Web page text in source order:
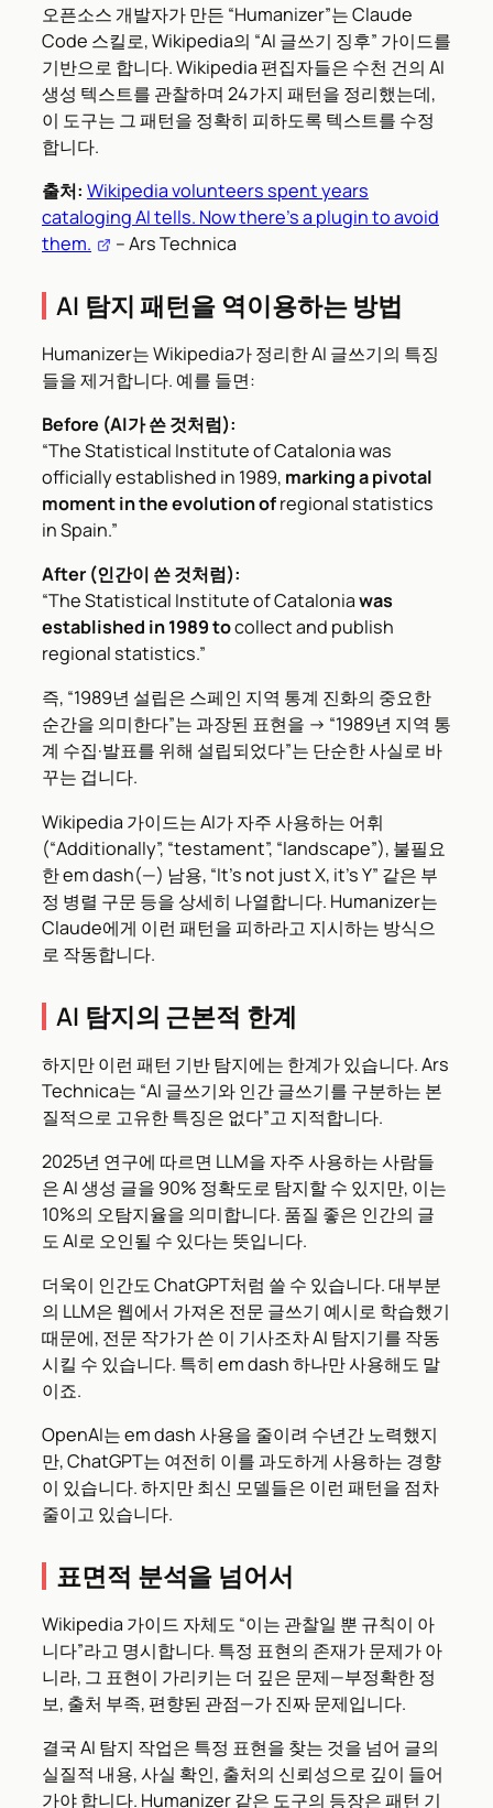
오픈소스 개발자가 만든 “Humanizer”는 Claude
Code 스킬로, Wikipedia의 “AI 글쓰기 징후” 가이드를
기반으로 합니다. Wikipedia 편집자들은 수천 건의 AI
생성 텍스트를 관찰하며 24가지 패턴을 정리했는데,
이 도구는 그 패턴을 정확히 피하도록 텍스트를 수정
합니다.
출처: Wikipedia volunteers spent years
cataloging AI tells. Now there’s a plugin to avoid
them.
– Ars Technica
AI 탐지 패턴을 역이용하는 방법
Humanizer는 Wikipedia가 정리한 AI 글쓰기의 특징
들을 제거합니다. 예를 들면:
Before (AI가 쓴 것처럼):
“The Statistical Institute of Catalonia was
officially established in 1989, marking a pivotal
moment in the evolution ofregional statistics
in Spain.”
After (인간이 쓴 것처럼):
“The Statistical Institute of Cataloniawas
established in 1989 tocollect and publish
regional statistics.”
즉, “1989년 설립은 스페인 지역 통계 진화의 중요한
순간을 의미한다”는 과장된 표현을 → “1989년 지역 통
계 수집·발표를 위해 설립되었다”는 단순한 사실로 바
꾸는 겁니다.
Wikipedia 가이드는 AI가 자주 사용하는 어휘
(“Additionally”, “testament”, “landscape”), 불필요
한 em dash(—) 남용, “It’s not just X, it’s Y” 같은 부
정 병렬 구문 등을 상세히 나열합니다. Humanizer는
Claude에게 이런 패턴을 피하라고 지시하는 방식으
로 작동합니다.
AI 탐지의 근본적 한계
하지만 이런 패턴 기반 탐지에는 한계가 있습니다. Ars
Technica는 “AI 글쓰기와 인간 글쓰기를 구분하는 본
질적으로 고유한 특징은 없다”고 지적합니다.
2025년 연구에 따르면 LLM을 자주 사용하는 사람들
은 AI 생성 글을 90% 정확도로 탐지할 수 있지만, 이는
10%의 오탐지율을 의미합니다. 품질 좋은 인간의 글
도 AI로 오인될 수 있다는 뜻입니다.
더욱이 인간도 ChatGPT처럼 쓸 수 있습니다. 대부분
의 LLM은 웹에서 가져온 전문 글쓰기 예시로 학습했기
때문에, 전문 작가가 쓴 이 기사조차 AI 탐지기를 작동
시킬 수 있습니다. 특히 em dash 하나만 사용해도 말
이죠.
OpenAI는 em dash 사용을 줄이려 수년간 노력했지
만, ChatGPT는 여전히 이를 과도하게 사용하는 경향
이 있습니다. 하지만 최신 모델들은 이런 패턴을 점차
줄이고 있습니다.
표면적 분석을 넘어서
Wikipedia 가이드 자체도 “이는 관찰일 뿐 규칙이 아
니다”라고 명시합니다. 특정 표현의 존재가 문제가 아
니라, 그 표현이 가리키는 더 깊은 문제—부정확한 정
보, 출처 부족, 편향된 관점—가 진짜 문제입니다.
결국 AI 탐지 작업은 특정 표현을 찾는 것을 넘어 글의
실질적 내용, 사실 확인, 출처의 신뢰성으로 깊이 들어
가야 합니다. Humanizer 같은 도구의 등장은 패턴 기